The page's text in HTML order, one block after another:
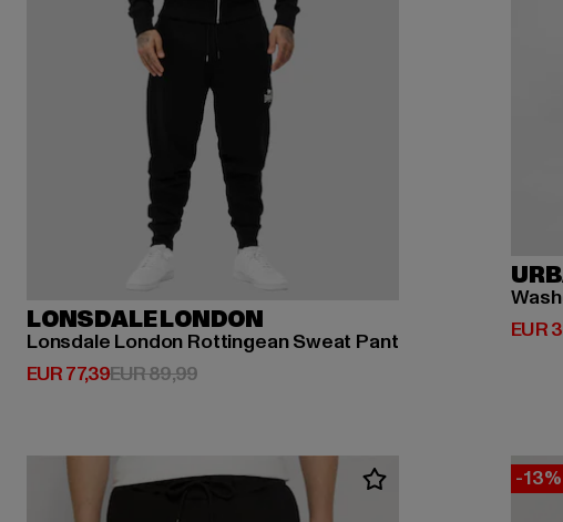
LONSDALE LONDON
Lonsdale London Rottingean Sweat Pant
EUR 77,39
Derzeitiger Preis: EUR 77,39
EUR 89,99Aktionspreis: EUR 89,99
EUR
-13%